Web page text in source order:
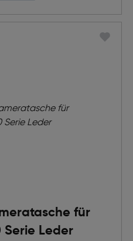
für
Serie Leder